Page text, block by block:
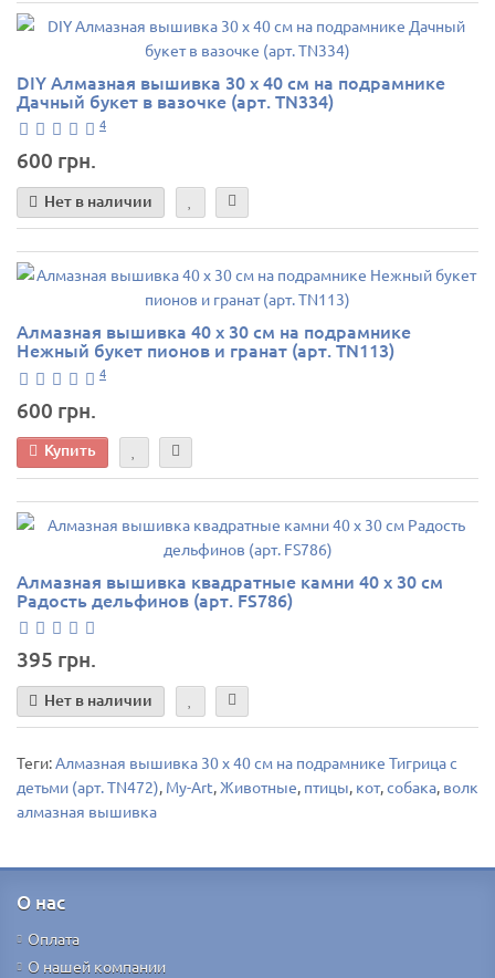
DIY Алмазная вышивка 30 х 40 см на подрамнике
Дачный букет в вазочке (арт. TN334)
4
600 грн.
Нет в наличии
Алмазная вышивка 40 х 30 см на подрамнике
Нежный букет пионов и гранат (арт. TN113)
4
600 грн.
Купить
Алмазная вышивка квадратные камни 40 х 30 см
Радость дельфинов (арт. FS786)
395 грн.
Нет в наличии
Теги:Алмазная вышивка 30 х 40 см на подрамнике Тигрица с
детьми (арт. TN472), My-Art, Животные, птицы, кот,собака, волк
алмазная вышивка
О нас
Оплата
О нашей компании